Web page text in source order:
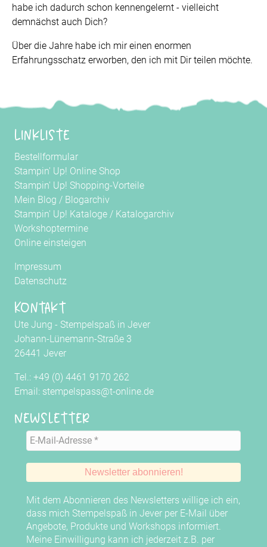
habe ich dadurch schon kennengelernt - vielleicht
demnächst auch Dich?
Über die Jahre habe ich mir einen enormen
Erfahrungsschatz erworben, den ich mit Dir teilen möchte.
Linkliste
Bestellformular
Stampin' Up! Online Shop
Stampin' Up! Shopping-Vorteile
Mein Blog / Blogarchiv
Stampin' Up! Kataloge / Katalogarchiv
Workshoptermine
Online einsteigen
Impressum
Datenschutz
Kontakt
Ute Jung - Stempelspaß in Jever
Johann-Lünemann-Straße 3
26441 Jever
Tel.: +49 (0) 4461 9170 262
Email: stempelspass@t-online.de
Newsletter
Mit dem Abonnieren des Newsletters willige ich ein,
dass mich Stempelspaß in Jever per E-Mail über
Angebote, Produkte und Workshops informiert.
Meine Einwilligung kann ich jederzeit z.B. per